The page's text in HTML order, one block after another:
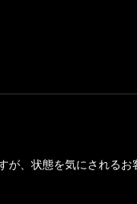
、状態を気にされるお